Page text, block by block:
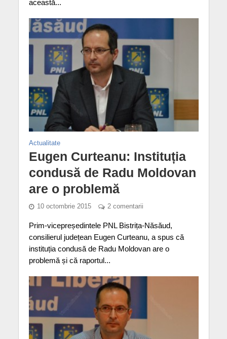
această...
Actualitate
Eugen Curteanu: Instituția
condusă de Radu Moldovan
are o problemă
10 octombrie 2015 2 comentarii
Prim-vicepreședintele PNL Bistrița-Năsăud,
consilierul județean Eugen Curteanu, a spus că
instituția condusă de Radu Moldovan are o
problemă și că raportul...